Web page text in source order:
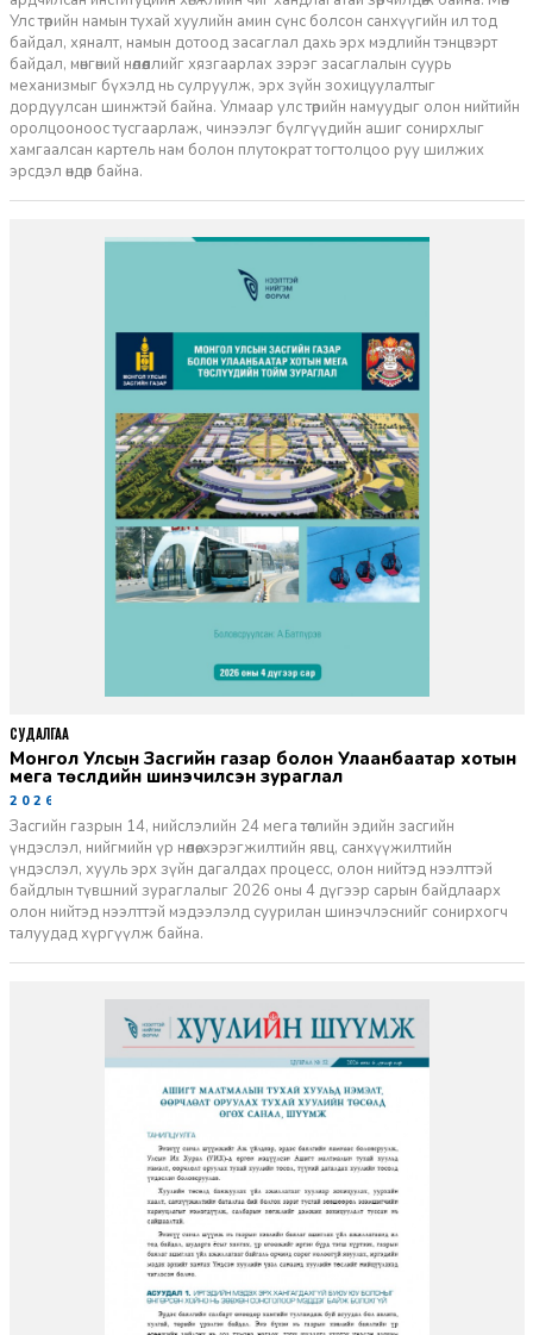
Улс төрийн намын тухай хуулийн амин сүнс болсон санхүүгийн ил тод
байдал, хяналт, намын дотоод засаглал дахь эрх мэдлийн тэнцвэрт
байдал, мөнгөний нөлөөллийг хязгаарлах зэрэг засаглалын суурь
механизмыг бүхэлд нь сулруулж, эрх зүйн зохицуулалтыг
дордуулсан шинжтэй байна. Улмаар улс төрийн намуудыг олон нийтийн
оролцооноос тусгаарлаж, чинээлэг бүлгүүдийн ашиг сонирхлыг
хамгаалсан картель нам болон плутократ тогтолцоо руу шилжих
эрсдэл өндөр байна.
Монгол Улсын Засгийн газар болон Улаанбаатар хотын
мега төслүүдийн шинэчилсэн зураглал
2026-06-29
Засгийн газрын 14, нийслэлийн 24 мега төслийн эдийн засгийн
үндэслэл, нийгмийн үр нөлөө, хэрэгжилтийн явц, санхүүжилтийн
үндэслэл, хууль эрх зүйн дагалдах процесс, олон нийтэд нээлттэй
байдлын түвшний зураглалыг 2026 оны 4 дүгээр сарын байдлаарх
олон нийтэд нээлттэй мэдээлэлд суурилан шинэчлэснийг сонирхогч
талуудад хүргүүлж байна.
СУДАЛГАА